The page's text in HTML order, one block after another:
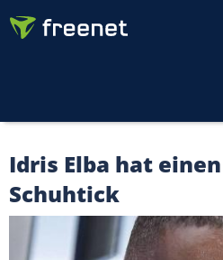
Idris Elba hat
Schuhtick